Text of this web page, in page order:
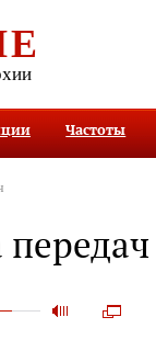
Частоты